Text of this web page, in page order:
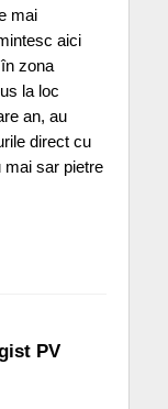
mai
aici
zona
la loc
an, au
direct cu
mai sar pietre
PV